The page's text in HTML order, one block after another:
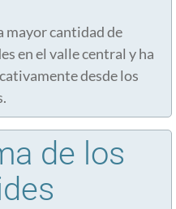
Use Disorder
Access in CA
mayor cantidad de
en el valle central y ha
desde los
de los